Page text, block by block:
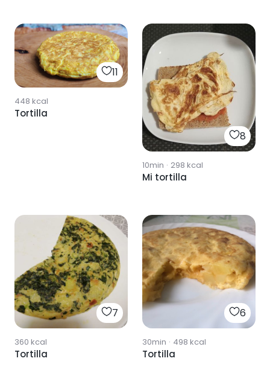
11
448 kcal
Tortilla
8
10min · 298 kcal
Mi tortilla
7
360 kcal
Tortilla
6
30min · 498 kcal
Tortilla